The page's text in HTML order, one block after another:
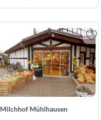
Milchhof Mühlhausen